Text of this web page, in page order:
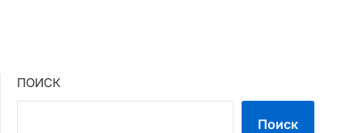
ПОИСК
Поиск